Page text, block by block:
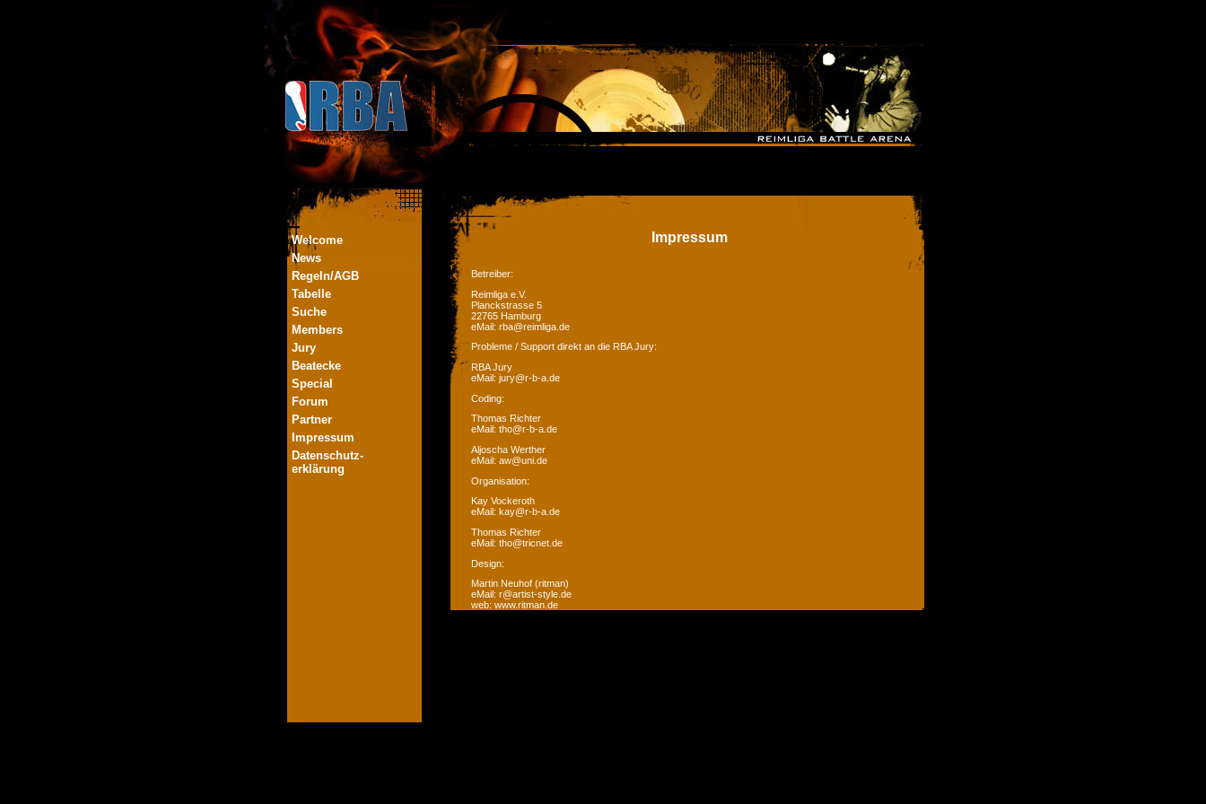
Welcome
News
Regeln/AGB
Tabelle
Suche
Members
Jury
Beatecke
Special
Forum
Partner
Impressum
Datenschutz-
erklärung
Impressum
Betreiber:
Reimliga e.V.
Planckstrasse 5
22765 Hamburg
eMail: rba@reimliga.de
Probleme / Support direkt an die RBA Jury:
RBA Jury
eMail: jury@r-b-a.de
Coding:
Thomas Richter
eMail: tho@r-b-a.de
Aljoscha Werther
eMail: aw@uni.de
Organisation:
Kay Vockeroth
eMail: kay@r-b-a.de
Thomas Richter
eMail: tho@tricnet.de
Design:
Martin Neuhof (ritman)
eMail: r@artist-style.de
web: www.ritman.de